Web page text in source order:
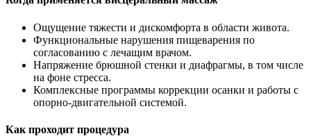
Ощущение тяжести и дискомфорта в области живота.
Функциональные нарушения пищеварения по
согласованию с лечащим врачом.
Напряжение брюшной стенки и диафрагмы, в том числе
на фоне стресса.
Комплексные программы коррекции осанки и работы с
опорно-двигательной системой.
Как проходит процедура